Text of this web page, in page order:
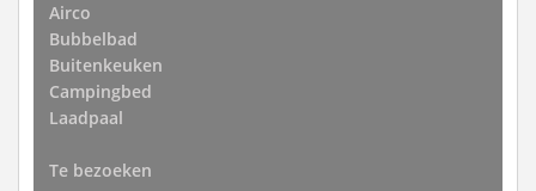
Airco
Bubbelbad
Buitenkeuken
Campingbed
Laadpaal
Te bezoeken